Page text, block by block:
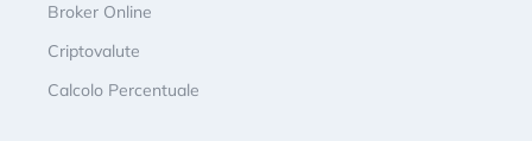
Broker Online
Criptovalute
Calcolo Percentuale